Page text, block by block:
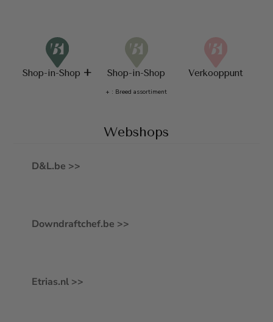
Shop-in-Shop + Shop-in-Shop Verkooppunt
+ : Breed assortiment
Webshops
D&L.be >>
Downdraftchef.be >>
Etrias.nl >>